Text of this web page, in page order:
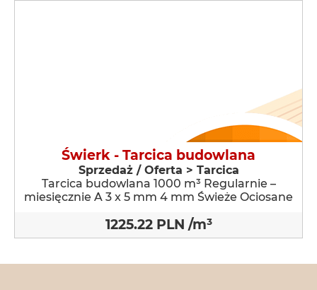
Świerk - Tarcica budowlana
Sprzedaż / Oferta > Tarcica
Tarcica budowlana 1000 m³ Regularnie –
miesięcznie A 3 x 5 mm 4 mm Świeże Ociosane
1225.22 PLN /m³